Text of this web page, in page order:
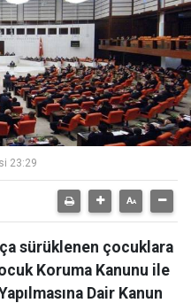
23:29
sürüklenen çocuklara
Koruma Kanunu ile
Dair Kanun